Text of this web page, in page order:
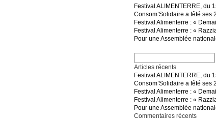
Festival ALIMENTERRE, du
Consom’Solidaire a fêté ses
Festival Alimenterre : «
Festival Alimenterre : «
Pour une Assemblée
Articles récents
Festival ALIMENTERRE, du
Consom’Solidaire a fêté ses
Festival Alimenterre : «
Festival Alimenterre : «
Pour une Assemblée
Commentaires récents